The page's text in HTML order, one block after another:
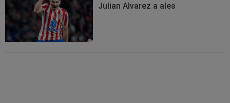
Julian Alvarez a ales